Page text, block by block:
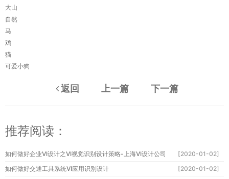
大山
自然
马
鸡
猫
可爱小狗
返回 上一篇 下一篇
推荐阅读：
如何做好企业VI设计之VI视觉识别设计策略-上海VI设计公司
[2020-01-02]
如何做好交通工具系统VI应用识别设计
[2020-01-02]